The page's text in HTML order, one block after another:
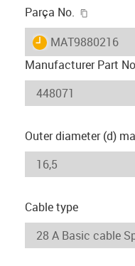
Parça No.
igus-icon-lieferzeit
MAT9880216
Manufacturer Part No
Outer diameter (d)
Cable type